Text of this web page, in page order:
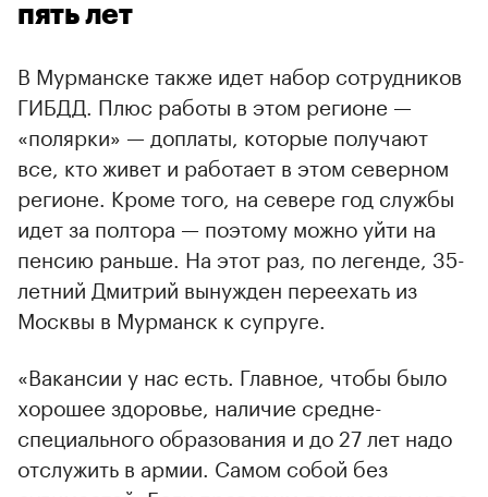
пять лет
В Мурманске также идет набор сотрудников
ГИБДД. Плюс работы в этом регионе —
«полярки» — доплаты, которые получают
все, кто живет и работает в этом северном
регионе. Кроме того, на севере год службы
идет за полтора — поэтому можно уйти на
пенсию раньше. На этот раз, по легенде, 35-
летний Дмитрий вынужден переехать из
Москвы в Мурманск к супруге.
«Вакансии у нас есть. Главное, чтобы было
хорошее здоровье, наличие средне-
специального образования и до 27 лет надо
отслужить в армии. Самом собой без